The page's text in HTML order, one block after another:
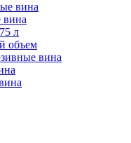
вина
вина
л
объем
вина